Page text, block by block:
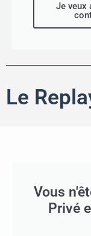
Je veux
Le
Vous
Privé